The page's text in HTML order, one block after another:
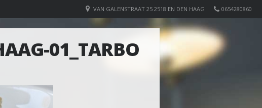
0654280860
VAN GALENSTRAAT 25 2518 EN DEN HAAG
01_TARBO